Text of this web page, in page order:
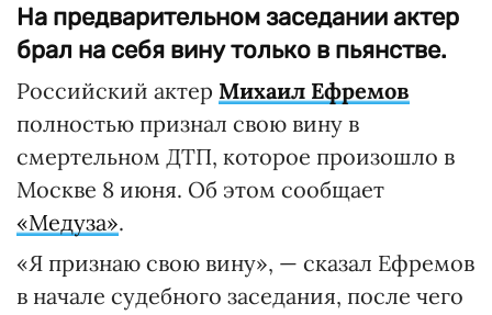
На предварительном заседании актер
брал на себя вину только в пьянстве.
Российский актер Михаил Ефремов
полностью признал свою вину в
смертельном ДТП, которое произошло в
Москве 8 июня. Об этом сообщает
«Медуза».
«Я признаю свою вину», — сказал Ефремов
в начале судебного заседания, после чего